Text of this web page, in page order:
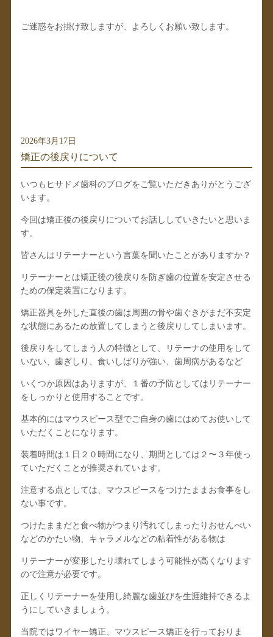
ご迷惑をお掛け致しますが、よろしくお願い致します。
2026年3月17日
矯正の後戻りについて
いつもヒサドメ歯科のブログをご覧いただきありがとうござ
います。
今回は矯正後の後戻りについてお話ししていきたいと思いま
す。
皆さんはリテーナーという言葉を聞いたことがありますか？
リテーナーとは矯正後の後戻りを防ぎ歯の位置を安定させる
ための保定装置になります。
矯正器具を外した直後の歯は周囲の骨や歯ぐきがまだ不安定
な状態にあるため放置してしまうと後戻りしてしまいます。
後戻りをしてしまう人の特徴として、リテーナの使用をして
いない、歯ぎしり、食いしばりが強い、歯周病があるなど
いくつか原因はありますが、１番の予防としてはリテーナー
をしっかりと使用することです。
基本的にはマウスピース型でご自身の歯にはめてお使いして
いただくことになります。
装着時間は１日２０時間になり、期間としては２〜３年使っ
ていただくことが推奨されています。
注意する点としては、マウスピースをつけたままお食事をし
ない事です。
つけたままだと食べ物がつまり汚れてしまったりおせんべい
などのかたい物、キャラメルなどの粘着性がある物は
リテーナーが変形したり壊れてしまう可能性が高くなります
ので注意が必要です。
正しくリテーナーを使用し綺麗な歯並びを生涯維持できるよ
うにしていきましょう。
当院ではワイヤー矯正、マウスピース矯正を行っておりま